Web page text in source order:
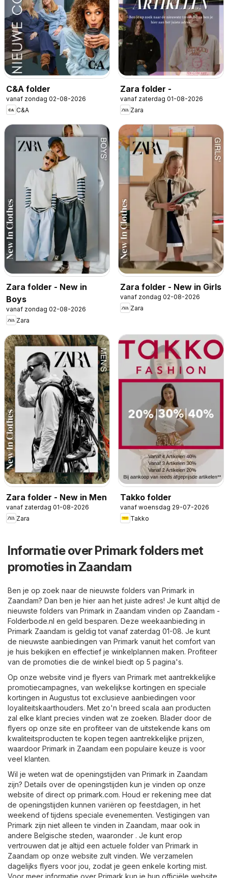
C&A folder
vanaf zondag 02-08-2026
C&A
Zara folder -
vanaf zaterdag 01-08-2026
Zara
Zara folder - New in
Boys
vanaf zondag 02-08-2026
Zara
Zara folder - New in Girls
vanaf zondag 02-08-2026
Zara
Zara folder - New in Men
vanaf zaterdag 01-08-2026
Zara
Takko folder
vanaf woensdag 29-07-2026
Takko
Informatie over Primark folders met
promoties in Zaandam
Ben je op zoek naar de nieuwste folders van Primark in
Zaandam? Dan ben je hier aan het juiste adres! Je kunt altijd de
nieuwste folders van Primark in Zaandam vinden op Zaandam -
Folderbode.nl en geld besparen. Deze weekaanbieding in
Primark Zaandam is geldig tot vanaf zaterdag 01-08. Je kunt
de nieuwste aanbiedingen van Primark vanuit het comfort van
je huis bekijken en effectief je winkelplannen maken. Profiteer
van de promoties die de winkel biedt op 5 pagina's.
Op onze website vind je flyers van Primark met aantrekkelijke
promotiecampagnes, van wekelijkse kortingen en speciale
kortingen in Augustus tot exclusieve aanbiedingen voor
loyaliteitskaarthouders. Met zo'n breed scala aan producten
zal elke klant precies vinden wat ze zoeken. Blader door de
flyers op onze site en profiteer van de uitstekende kans om
kwaliteitsproducten te kopen tegen aantrekkelijke prijzen,
waardoor Primark in Zaandam een populaire keuze is voor
veel klanten.
Wil je weten wat de openingstijden van Primark in Zaandam
zijn? Details over de openingstijden kun je vinden op onze
website of direct op primark.com. Houd er rekening mee dat
de openingstijden kunnen variëren op feestdagen, in het
weekend of tijdens speciale evenementen. Vestigingen van
Primark zijn niet alleen te vinden in Zaandam, maar ook in
andere Belgische steden, waaronder . Je kunt erop
vertrouwen dat je altijd een actuele folder van Primark in
Zaandam op onze website zult vinden. We verzamelen
dagelijks flyers voor jou, zodat je geen enkele korting mist.